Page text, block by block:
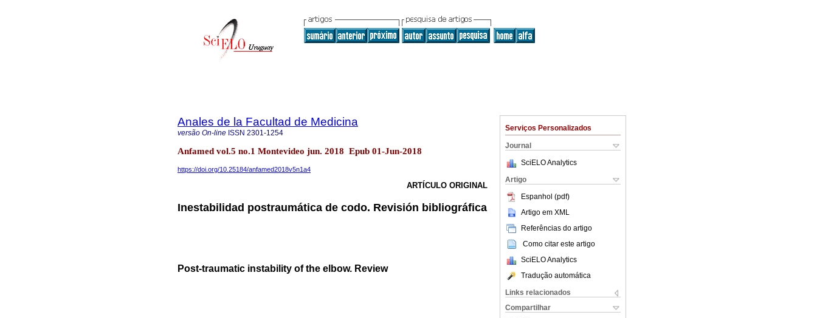
Serviços Personalizados
Journal
SciELO Analytics
Artigo
Espanhol (pdf)
Artigo em XML
Referências do artigo
Como citar este artigo
SciELO Analytics
Tradução automática
Links relacionados
Compartilhar
Anales de la Facultad de Medicina
versão On-line ISSN 2301-1254
Anfamed vol.5 no.1 Montevideo jun. 2018 Epub 01-Jun-2018
https://doi.org/10.25184/anfamed2018v5n1a4
ARTÍCULO ORIGINAL
Inestabilidad postraumática de codo. Revisión bibliográfica
Post-traumatic instability of the elbow. Review